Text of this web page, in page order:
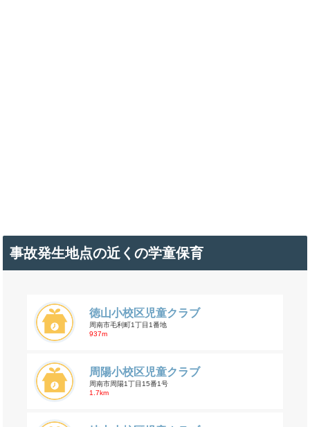
事故発生地点の近くの学童保育
徳山小校区児童クラブ
周南市毛利町1丁目1番地
937m
周陽小校区児童クラブ
周南市周陽1丁目15番1号
1.7km